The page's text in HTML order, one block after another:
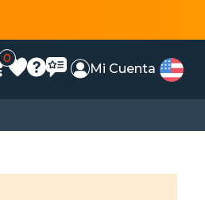
0
Mi Cuenta